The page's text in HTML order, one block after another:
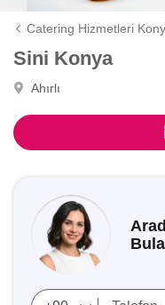
Catering Hizmetleri
Sini Konya
Ahırlı